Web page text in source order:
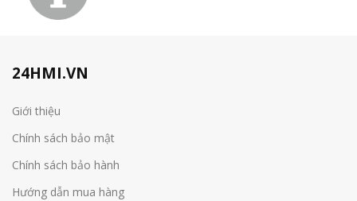
24HMI.VN
Giới thiệu
Chính sách bảo mật
Chính sách bảo hành
Hướng dẫn mua hàng